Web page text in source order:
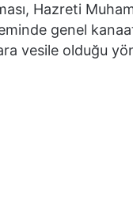
Hazreti
genel
vesile olduğu